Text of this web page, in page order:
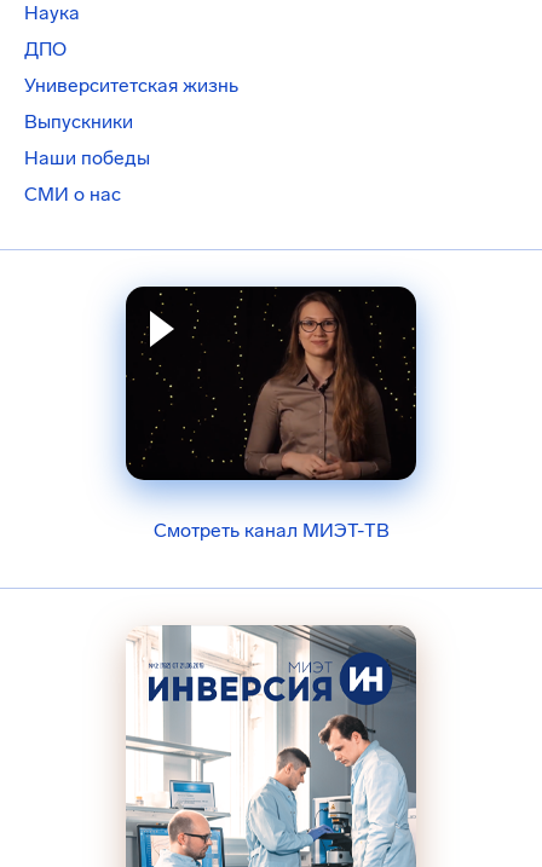
Наука
ДПО
Университетская жизнь
Выпускники
Наши победы
СМИ о нас
Смотреть канал МИЭТ-ТВ